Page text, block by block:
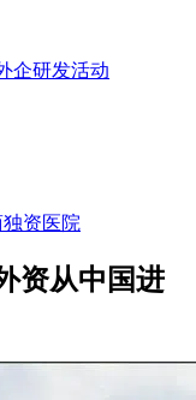
企研发活动
资医院
资从中国进